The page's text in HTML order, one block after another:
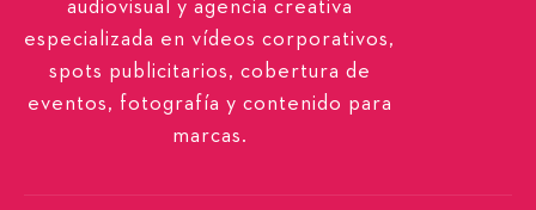
audiovisual y agencia creativa
especializada en vídeos corporativos,
spots publicitarios, cobertura de
eventos, fotografía y contenido para
marcas.